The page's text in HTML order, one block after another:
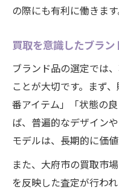
の際にも有利に働きます
買取を意識したブラン
ブランド品の選定では
ことが大切です。まず
番アイテム」「状態の
ば、普遍的なデザイン
モデルは、長期的に価
また、大府市の買取市
を反映した査定が行わ